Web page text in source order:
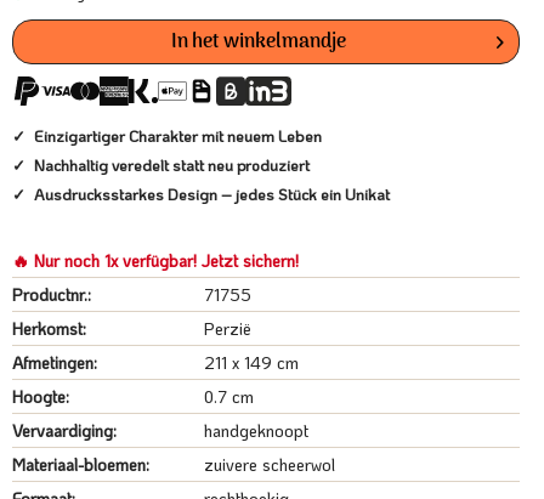
In het winkelmandje
Einzigartiger Charakter mit neuem Leben
Nachhaltig veredelt statt neu produziert
Ausdrucksstarkes Design – jedes Stück ein Unikat
🔥 Nur noch 1x verfügbar! Jetzt sichern!
Productnr.:
71755
Herkomst:
Perzië
Afmetingen:
211 x 149 cm
Hoogte:
0.7 cm
Vervaardiging:
handgeknoopt
Materiaal-bloemen:
zuivere scheerwol